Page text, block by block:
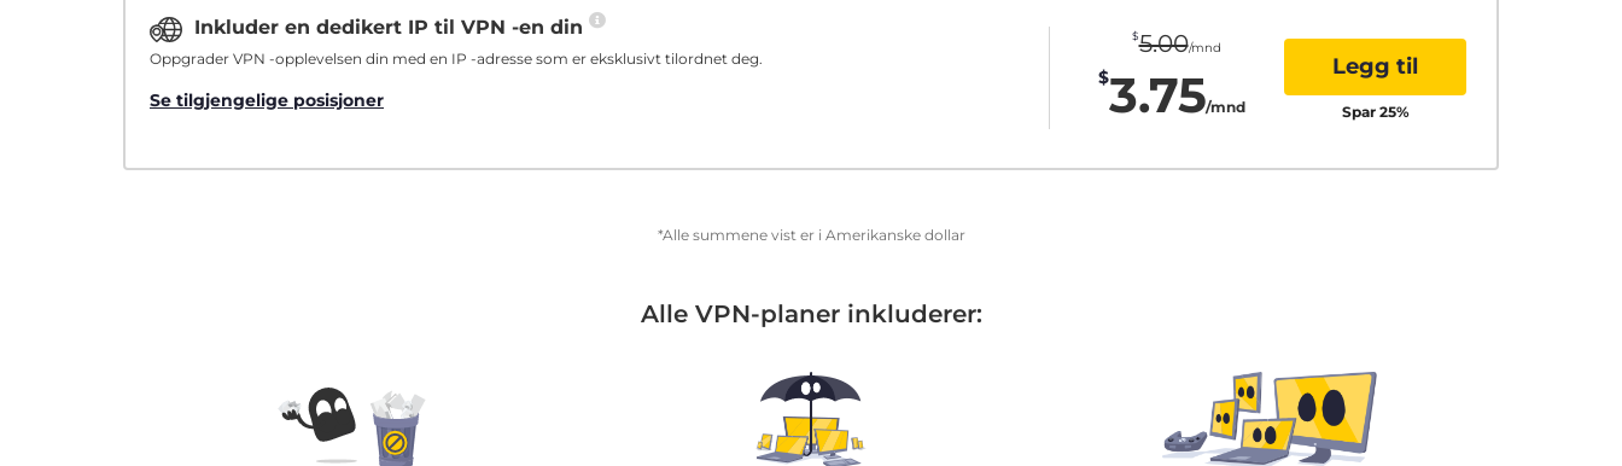
Inkluder en dedikert IP til VPN -en din
Oppgrader VPN -opplevelsen din med en IP -adresse som er eksklusivt tilordnet deg.
Se tilgjengelige posisjoner
$5.00/mnd
$3.75/mnd
Legg til
Spar 25%
*Alle summene vist er i Amerikanske dollar
Alle VPN-planer inkluderer: